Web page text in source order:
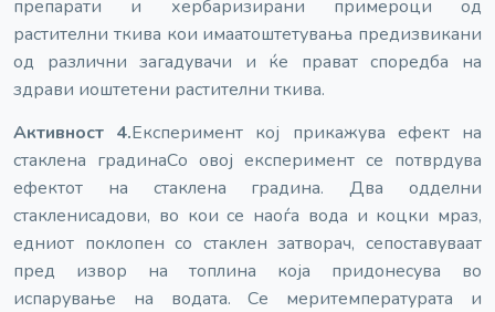
препарати и хербаризирани примероци од
растителни ткива кои имаатоштетувања предизвикани
од различни загадувачи и ќе прават споредба на
здрави иоштетени растителни ткива.
Активност 4.Експеримент кој прикажува ефект на
стаклена градинаСо овој експеримент се потврдува
ефектот на стаклена градина. Два одделни
стакленисадови, во кои се наоѓа вода и коцки мраз,
едниот поклопен со стаклен затворач, сепоставуваат
пред извор на топлина која придонесува во
испарување на водата. Се меритемпературата и